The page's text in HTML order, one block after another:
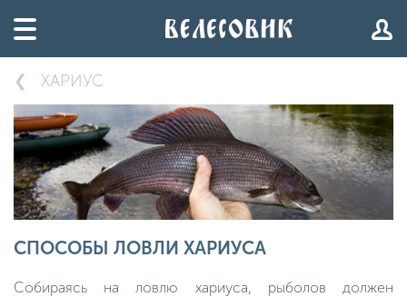
ХАРИУС
СПОСОБЫ ЛОВЛИ ХАРИУСА
Собираясь на ловлю хариуса, рыболов должен